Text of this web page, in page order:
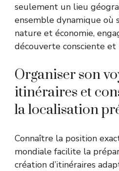
seulement un lieu
ensemble dynamique où
nature et économie,
découverte consciente et
Organiser son
itinéraires et
la localisation
Connaître la position
mondiale facilite la
création d’itinéraires